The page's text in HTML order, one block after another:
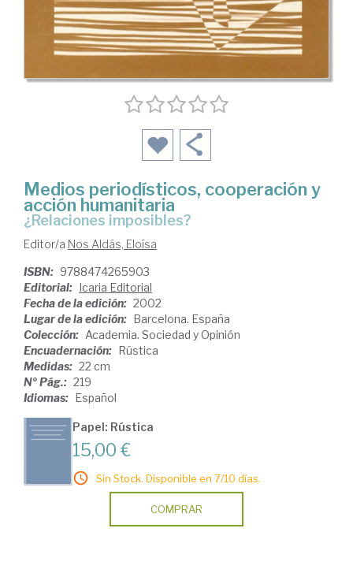
Medios periodísticos, cooperación y
acción humanitaria
¿Relaciones imposibles?
Editor/a Nos Aldás, Eloísa
ISBN: 9788474265903
Editorial: Icaria Editorial
Fecha de la edición: 2002
Lugar de la edición: Barcelona. España
Colección: Academia. Sociedad y Opinión
Encuadernación: Rústica
Medidas: 22 cm
Nº Pág.: 219
Idiomas: Español
Papel: Rústica
15,00 €
Sin Stock. Disponible en 7/10 días.
COMPRAR